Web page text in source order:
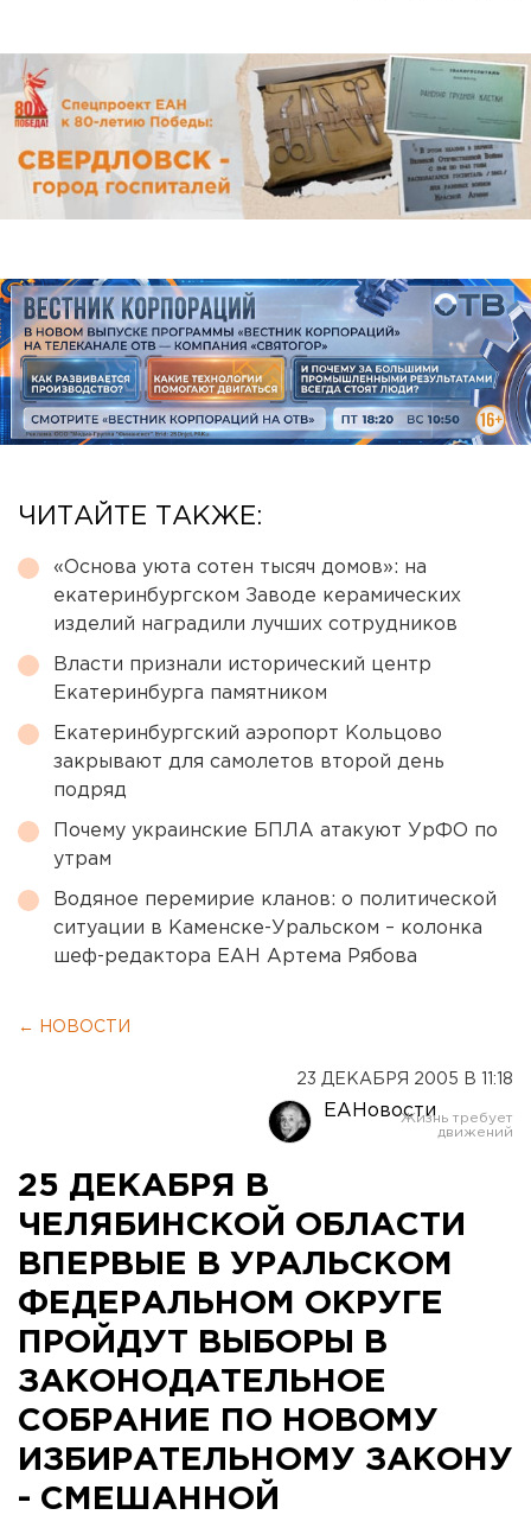
ЧИТАЙТЕ ТАКЖЕ:
«Основа уюта сотен тысяч домов»: на
екатеринбургском Заводе керамических
изделий наградили лучших сотрудников
Власти признали исторический центр
Екатеринбурга памятником
Екатеринбургский аэропорт Кольцово
закрывают для самолетов второй день
подряд
Почему украинские БПЛА атакуют УрФО по
утрам
Водяное перемирие кланов: о политической
ситуации в Каменске-Уральском – колонка
шеф-редактора ЕАН Артема Рябова
← НОВОСТИ
23 ДЕКАБРЯ 2005 В 11:18
ЕАНовости
25 ДЕКАБРЯ В
ЧЕЛЯБИНСКОЙ ОБЛАСТИ
ВПЕРВЫЕ В УРАЛЬСКОМ
ФЕДЕРАЛЬНОМ ОКРУГЕ
ПРОЙДУТ ВЫБОРЫ В
ЗАКОНОДАТЕЛЬНОЕ
СОБРАНИЕ ПО НОВОМУ
ИЗБИРАТЕЛЬНОМУ ЗАКОНУ
- СМЕШАННОЙ